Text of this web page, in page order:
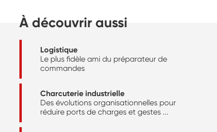
À découvrir aussi
Logistique
Le plus fidèle ami du préparateur de
commandes
Charcuterie industrielle
Des évolutions organisationnelles pour
réduire ports de charges et gestes ...